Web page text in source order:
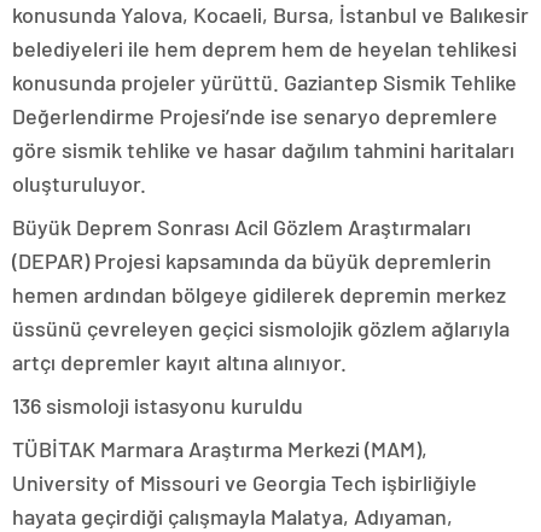
konusunda Yalova, Kocaeli, Bursa, İstanbul ve Balıkesir
belediyeleri ile hem deprem hem de heyelan tehlikesi
konusunda projeler yürüttü. Gaziantep Sismik Tehlike
Değerlendirme Projesi’nde ise senaryo depremlere
göre sismik tehlike ve hasar dağılım tahmini haritaları
oluşturuluyor.
Büyük Deprem Sonrası Acil Gözlem Araştırmaları
(DEPAR) Projesi kapsamında da büyük depremlerin
hemen ardından bölgeye gidilerek depremin merkez
üssünü çevreleyen geçici sismolojik gözlem ağlarıyla
artçı depremler kayıt altına alınıyor.
136 sismoloji istasyonu kuruldu
TÜBİTAK Marmara Araştırma Merkezi (MAM),
University of Missouri ve Georgia Tech işbirliğiyle
hayata geçirdiği çalışmayla Malatya, Adıyaman,